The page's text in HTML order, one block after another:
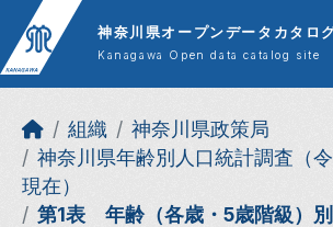
Skip to main content
神奈川県オープンデータカタロ
Kanagawa Open data catalog site
組織
神奈川県政策局
神奈川県年齢別人口統計調査（
現在）
第1表 年齢（各歳・5歳階級）